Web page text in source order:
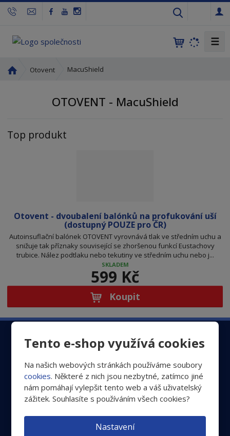
Tento e-shop využívá cookies
Na našich webových stránkách používáme soubory
cookies. Některé z nich jsou nezbytné, zatímco jiné
nám pomáhají vylepšit tento web a váš uživatelský
zážitek. Souhlasíte s používáním všech cookies?
Nastavení
☰
s
Otovent MacuShield
OTOVENT - MacuShield
Top produkt
Otovent - dvoubalení balónků na profukování uší
(dostupný POUZE pro ČR)
Autoinsuflační balónek OTOVENT vyrovnává tlak ve středním uchu a
snižuje tak příznaky související se zhoršenou funkcí Eustachovy
trubice. Nález podtlaku nebo tekutiny ve středním uchu nebo j...
SKLADEM
599 Kč
Koupit
Zaregistrujte se k odběru newsletteru a nenechte si
tak ujít důležité informace o ochraně Vašich očí
Přihlásit
Souhlasím sezpracováním osobních údajů.